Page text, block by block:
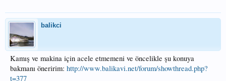
balikci
Kamış ve makina için acele etmemeni ve öncelikle şu konuya
bakmanı öneririm: http://www.balikavi.net/forum/showthread.php?
t=377